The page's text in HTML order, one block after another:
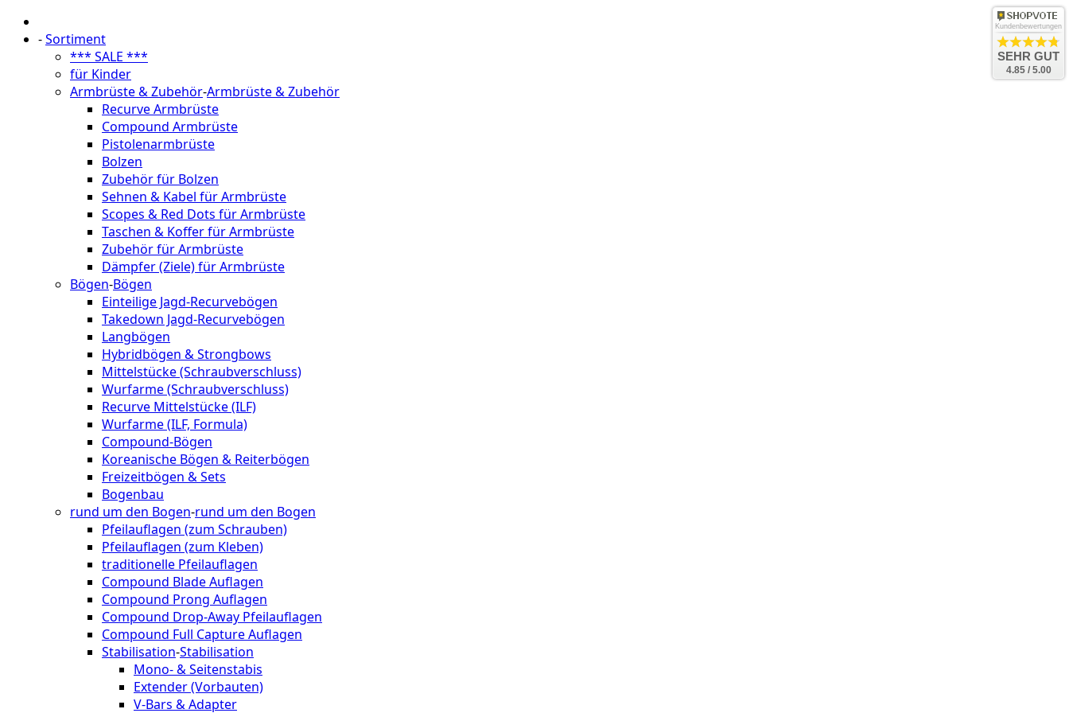
-Sortiment
*** SALE ***
für Kinder
Armbrüste & Zubehör-Armbrüste & Zubehör
Recurve Armbrüste
Compound Armbrüste
Pistolenarmbrüste
Bolzen
Zubehör für Bolzen
Sehnen & Kabel für Armbrüste
Scopes & Red Dots für Armbrüste
Taschen & Koffer für Armbrüste
Zubehör für Armbrüste
Dämpfer (Ziele) für Armbrüste
Bögen-Bögen
Einteilige Jagd-Recurvebögen
Takedown Jagd-Recurvebögen
Langbögen
Hybridbögen & Strongbows
Mittelstücke (Schraubverschluss)
Wurfarme (Schraubverschluss)
Recurve Mittelstücke (ILF)
Wurfarme (ILF, Formula)
Compound-Bögen
Koreanische Bögen & Reiterbögen
Freizeitbögen & Sets
Bogenbau
rund um den Bogen-rund um den Bogen
Pfeilauflagen (zum Schrauben)
Pfeilauflagen (zum Kleben)
traditionelle Pfeilauflagen
Compound Blade Auflagen
Compound Prong Auflagen
Compound Drop-Away Pfeilauflagen
Compound Full Capture Auflagen
Stabilisation-Stabilisation
Mono- & Seitenstabis
Extender (Vorbauten)
V-Bars & Adapter
Kundenbewertungen
SEHR GUT
4.85 / 5.00